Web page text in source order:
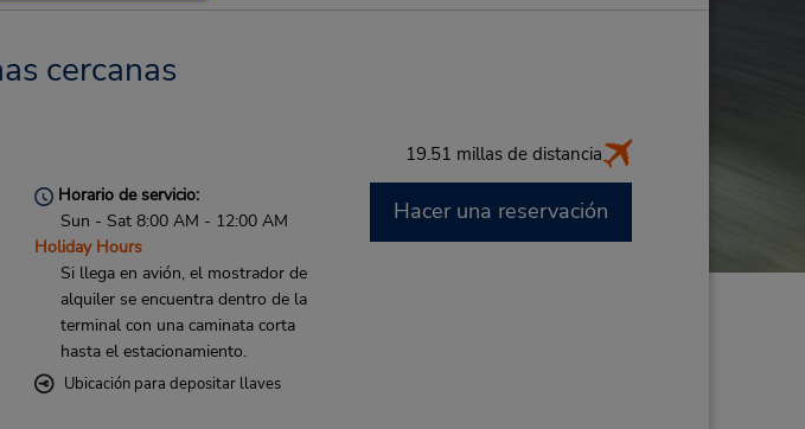
cercanas
19.51 millas de distancia
Horario de servicio:
Sun - Sat 8:00 AM - 12:00 AM
Holiday Hours
Si llega en avión, el mostrador de
alquiler se encuentra dentro de la
terminal con una caminata corta
hasta el estacionamiento.
Ubicación para depositar llaves
Hacer una reservación